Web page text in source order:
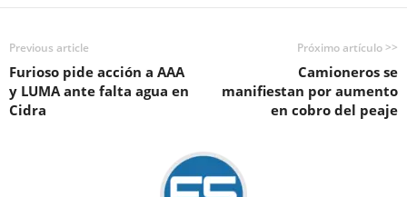
Previous article
Furioso pide acción a AAA
y LUMA ante falta agua en
Cidra
Próximo artículo >>
Camioneros se
manifiestan por aumento
en cobro del peaje